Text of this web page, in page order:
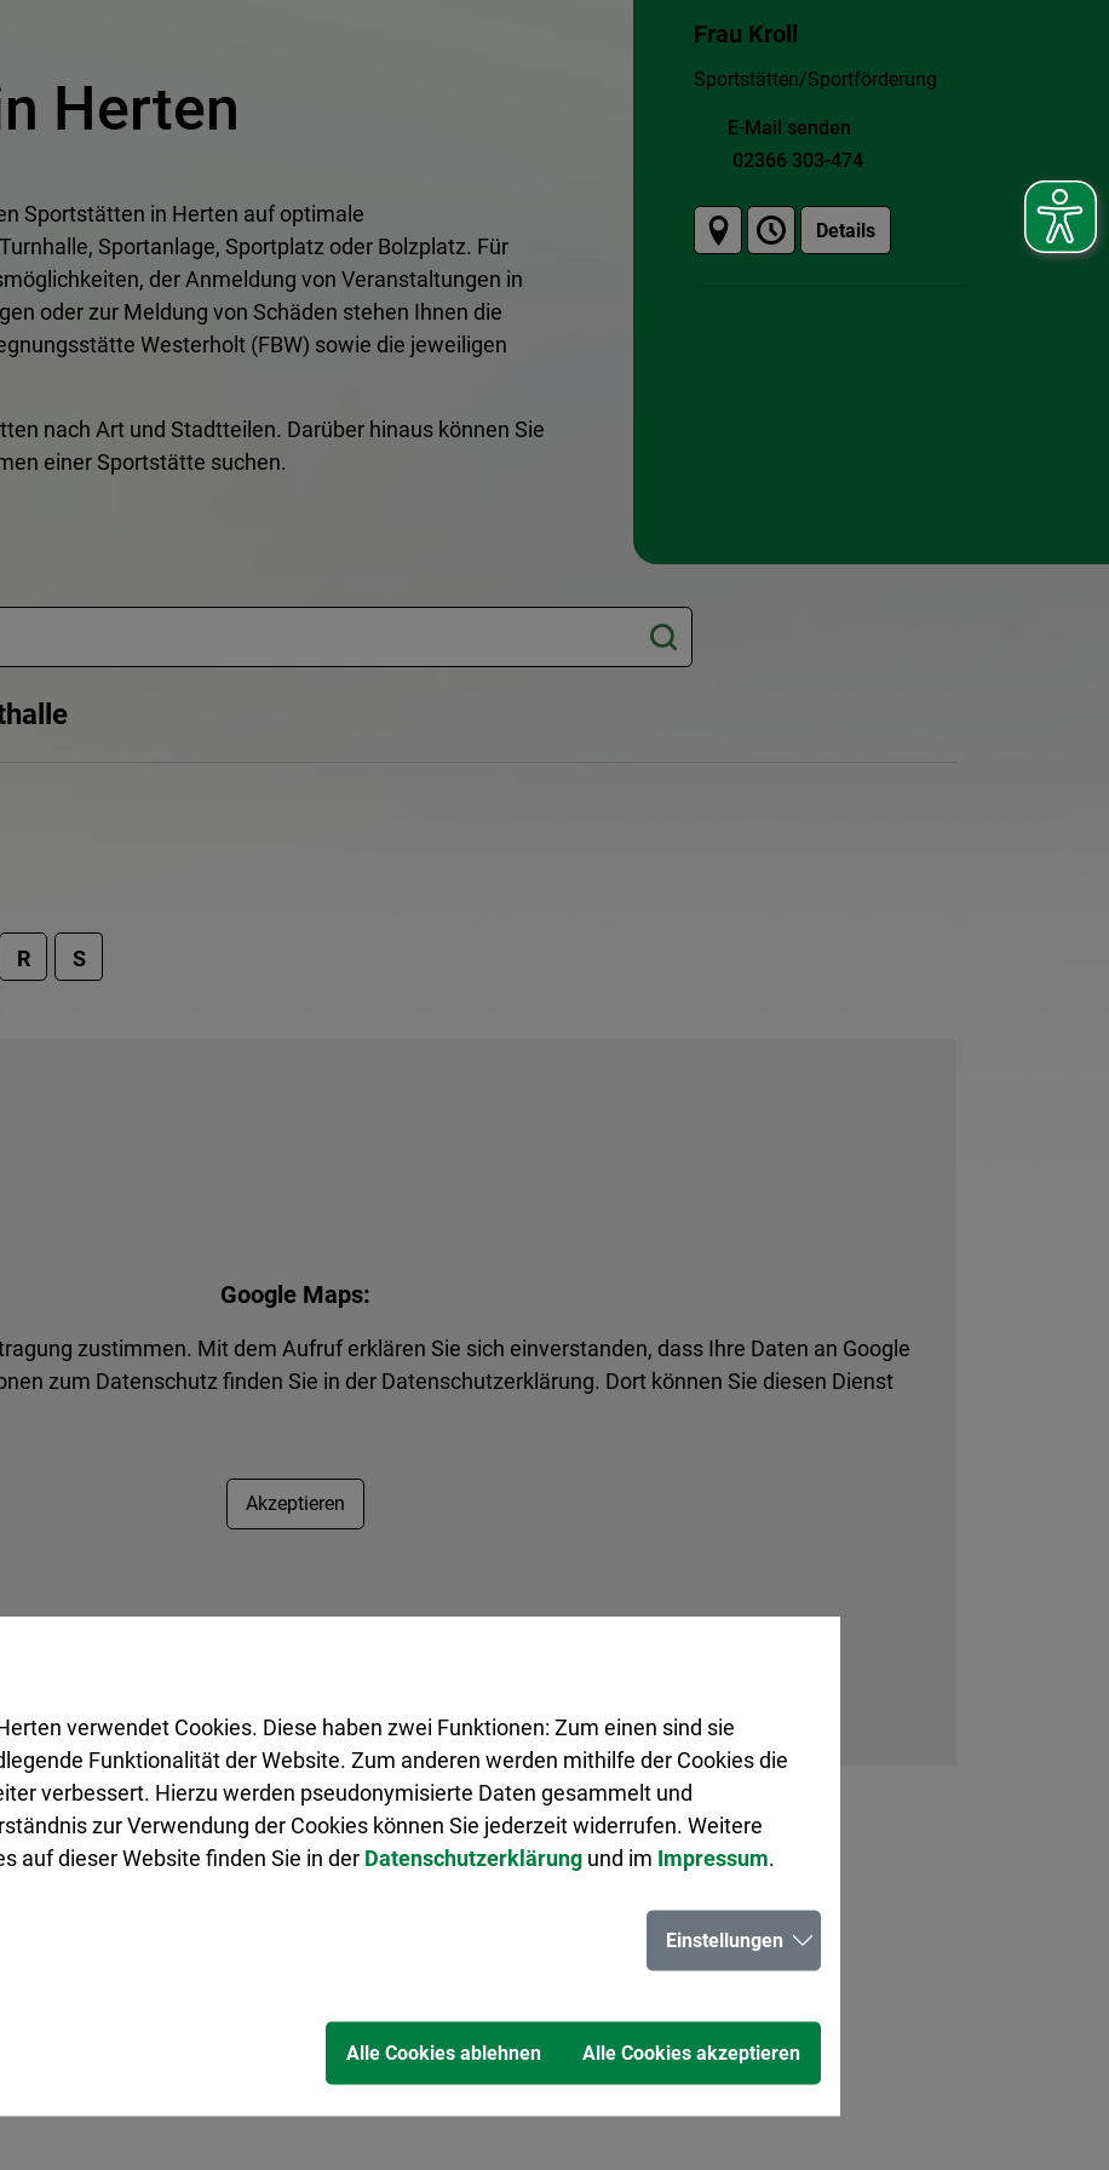
Herten
Sportstätten in Herten auf optimale
Sportanlage, Sportplatz oder Bolzplatz. Für
der Anmeldung von Veranstaltungen in
oder zur Meldung von Schäden stehen Ihnen die
Westerholt (FBW) sowie die jeweiligen
nach Art und Stadtteilen. Darüber hinaus können Sie
einer Sportstätte suchen.
Frau Kroll
Sportstätten/Sportförderung
E-Mail senden
02366 303-474
Details
R S
Google Maps:
zustimmen. Mit dem Aufruf erklären Sie sich einverstanden, dass Ihre Daten an Google
zum Datenschutz finden Sie in der Datenschutzerklärung. Dort können Sie diesen Dienst
Akzeptieren
Sporthalle Paschenberg
verwendet Cookies. Diese haben zwei Funktionen: Zum einen sind sie
Funktionalität der Website. Zum anderen werden mithilfe der Cookies die
verbessert. Hierzu werden pseudonymisierte Daten gesammelt und
zur Verwendung der Cookies können Sie jederzeit widerrufen. Weitere
auf dieser Website finden Sie in der Datenschutzerklärung und im Impressum.
Einstellungen
Alle Cookies ablehnen Alle Cookies akzeptieren